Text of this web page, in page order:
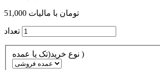
51,000 تومان با ماليات
تعداد
نوع خرید(تک یا عمده )